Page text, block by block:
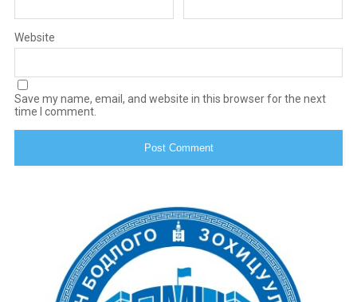
Website
Save my name, email, and website in this browser for the next
time I comment.